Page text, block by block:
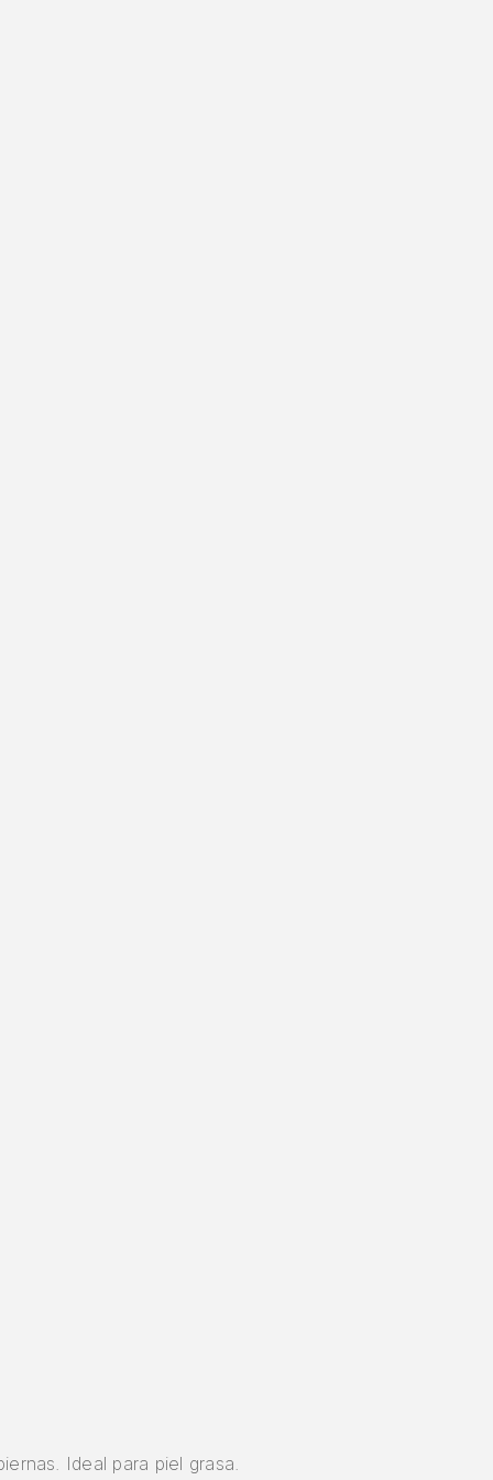
Ideal para piel grasa.